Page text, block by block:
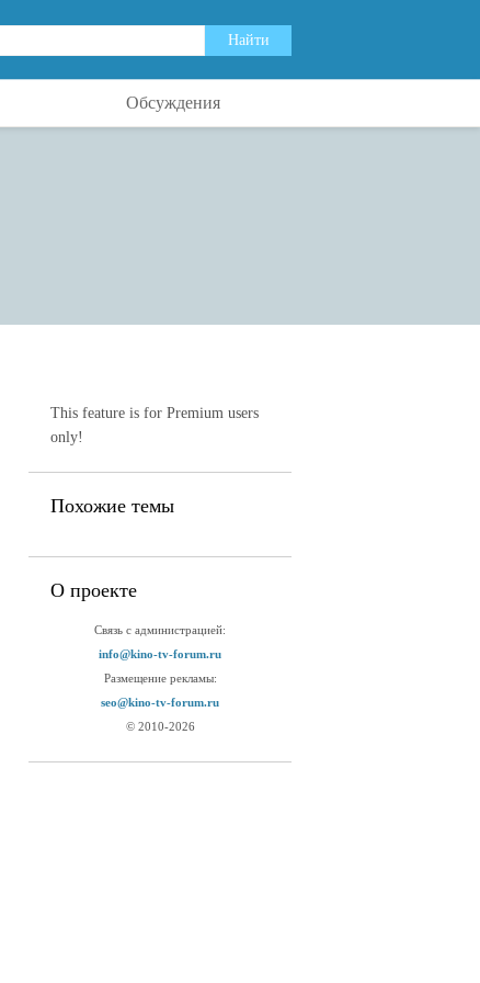
Обсуждения
This feature is for Premium users
only!
Похожие темы
О проекте
Связь с администрацией:
info@kino-tv-forum.ru
Размещение рекламы:
seo@kino-tv-forum.ru
© 2010-2026